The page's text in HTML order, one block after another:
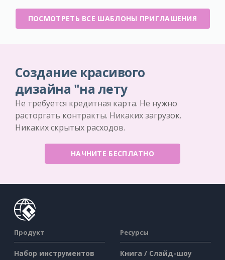
ПОСМОТРЕТЬ ВСЕ ШАБЛОНЫ ПРИГЛАШЕНИЯ
Создание красивого
дизайна "на лету
Не требуется кредитная карта. Не нужно
расторгать контракты. Никаких загрузок.
Никаких скрытых расходов.
НАЧНИТЕ БЕСПЛАТНО
Продукт
Набор инструментов
Ресурсы
Книга / Слайд-шоу